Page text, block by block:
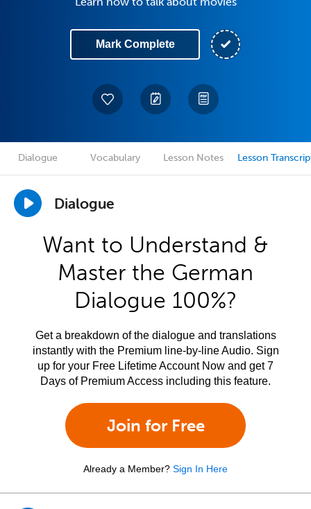
Mark Complete
Dialogue Vocabulary Lesson Notes Lesson
Dialogue
Want to Understand &
Master the German
Dialogue 100%?
Get a breakdown of the dialogue and translations
instantly with the Premium line-by-line Audio. Sign
up for your Free Lifetime Account Now and get 7
Days of Premium Access including this feature.
Join for Free
Already a Member? Sign In Here